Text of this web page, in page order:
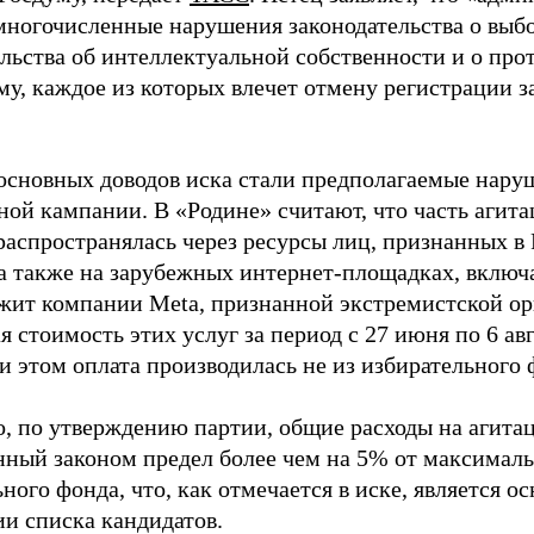
нарушения законодательства о
об интеллектуальной собственности и о
каждое из которых влечет отмену регистрации
доводов иска стали предполагаемые
кампании. В «Родине» считают, что часть
через ресурсы лиц, признанных
также на зарубежных интернет-площадках,
компании Meta, признанной экстремистской
стоимость этих услуг за период с 27 июня по 6
этом оплата производилась не из избирательного
по утверждению партии, общие расходы на
законом предел более чем на 5% от
фонда, что, как отмечается в иске, является
списка кандидатов.